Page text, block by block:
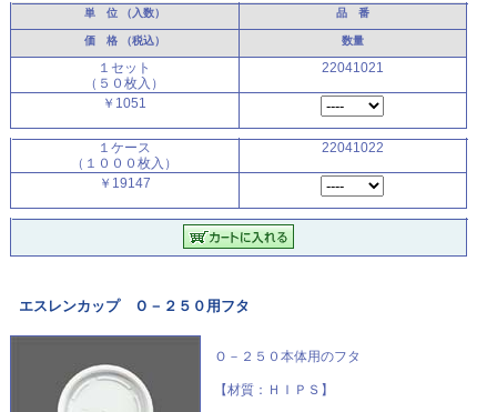
単 位（入数） 品 番
価 格（税込） 数量
１セット
（５０枚入）
22041021
￥1051
１ケース
（１０００枚入）
22041022
￥19147
エスレンカップ Ｏ－２５０用フタ
Ｏ－２５０本体用のフタ
【材質：ＨＩＰＳ】